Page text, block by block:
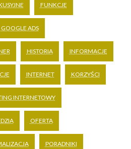
FUNKCJE
GOOGLE ADS
HISTORIA INFORMACJE
INTERNET KORZYŚCI
INTERNETOWY
OFERTA
PORADNIKI